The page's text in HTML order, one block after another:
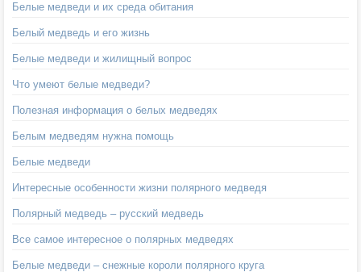
Белые медведи и их среда обитания
Белый медведь и его жизнь
Белые медведи и жилищный вопрос
Что умеют белые медведи?
Полезная информация о белых медведях
Белым медведям нужна помощь
Белые медведи
Интересные особенности жизни полярного медведя
Полярный медведь – русский медведь
Все самое интересное о полярных медведях
Белые медведи – снежные короли полярного круга